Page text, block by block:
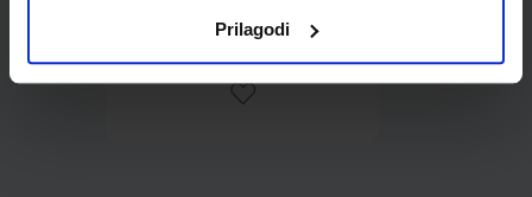
Prilagodi